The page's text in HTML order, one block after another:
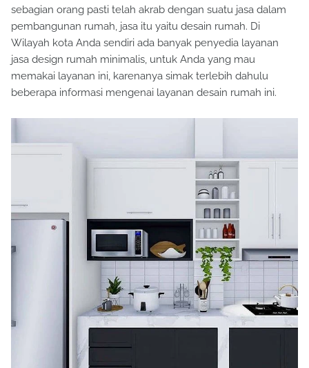
sebagian orang pasti telah akrab dengan suatu jasa dalam
pembangunan rumah, jasa itu yaitu desain rumah. Di
Wilayah kota Anda sendiri ada banyak penyedia layanan
jasa design rumah minimalis, untuk Anda yang mau
memakai layanan ini, karenanya simak terlebih dahulu
beberapa informasi mengenai layanan desain rumah ini.